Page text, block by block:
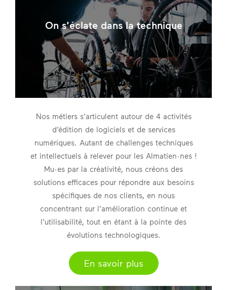
On s'éclate dans la technique
Nos métiers s’articulent autour de 4 activités
d’édition de logiciels et de services
numériques. Autant de challenges techniques
et intellectuels à relever pour les Almatien·nes !
Mu·es par la créativité, nous créons des
solutions efficaces pour répondre aux besoins
spécifiques de nos clients, en nous
concentrant sur l’amélioration continue et
l’utilisabilité, tout en étant à la pointe des
évolutions technologiques.
En savoir plus